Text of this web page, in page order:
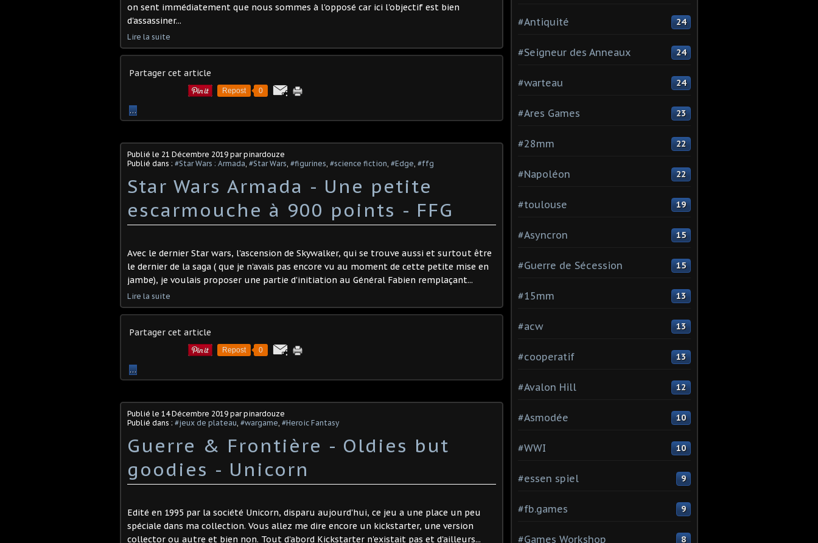
on sent immédiatement que nous sommes à l'opposé car ici l'objectif est bien
d'assassiner...
Lire la suite
Partager cet article
Repost 0
…
Publié le 21 Décembre 2019 par pinardouze
Publié dans : #Star Wars : Armada, #Star Wars, #figurines, #science fiction, #Edge, #ffg
Star Wars Armada - Une petite
escarmouche à 900 points - FFG
Avec le dernier Star wars, l'ascension de Skywalker, qui se trouve aussi et surtout être
le dernier de la saga ( que je n'avais pas encore vu au moment de cette petite mise en
jambe), je voulais proposer une partie d'initiation au Général Fabien remplaçant...
Lire la suite
Partager cet article
Repost 0
…
Publié le 14 Décembre 2019 par pinardouze
Publié dans : #jeux de plateau, #wargame, #Heroic Fantasy
Guerre & Frontière - Oldies but
goodies - Unicorn
Edité en 1995 par la société Unicorn, disparu aujourd'hui, ce jeu a une place un peu
spéciale dans ma collection. Vous allez me dire encore un kickstarter, une version
collector ou autre et bien non. Tout d'abord Kickstarter n'existait pas et d'ailleurs...
#Antiquité 24
#Seigneur des Anneaux 24
#warteau 24
#Ares Games 23
#28mm 22
#Napoléon 22
#toulouse 19
#Asyncron 15
#Guerre de Sécession 15
#15mm 13
#acw 13
#cooperatif 13
#Avalon Hill 12
#Asmodée 10
#WWI 10
#essen spiel 9
#fb.games 9
#Games Workshop 8